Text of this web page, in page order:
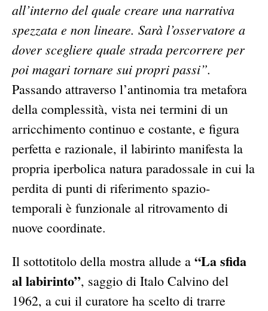
all’interno del quale creare una narrativa
spezzata e non lineare. Sarà l’osservatore a
dover scegliere quale strada percorrere per
poi magari tornare sui propri passi”.
Passando attraverso l’antinomia tra metafora
della complessità, vista nei termini di un
arricchimento continuo e costante, e figura
perfetta e razionale, il labirinto manifesta la
propria iperbolica natura paradossale in cui la
perdita di punti di riferimento spazio-
temporali è funzionale al ritrovamento di
nuove coordinate.
Il sottotitolo della mostra allude a “La sfida
al labirinto”, saggio di Italo Calvino del
1962, a cui il curatore ha scelto di trarre